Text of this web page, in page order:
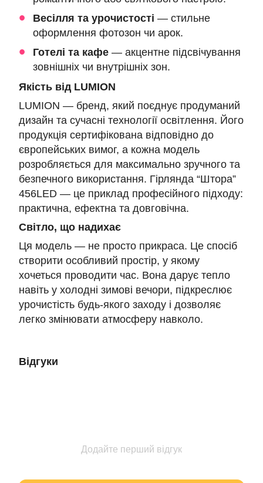
Весілля та урочистості — стильне
оформлення фотозон чи арок.
Готелі та кафе — акцентне підсвічування
зовнішніх чи внутрішніх зон.
Якість від LUMION
LUMION — бренд, який поєднує продуманий
дизайн та сучасні технології освітлення. Його
продукція сертифікована відповідно до
європейських вимог, а кожна модель
розробляється для максимально зручного та
безпечного використання. Гірлянда “Штора”
456LED — це приклад професійного підходу:
практична, ефектна та довговічна.
Світло, що надихає
Ця модель — не просто прикраса. Це спосіб
створити особливий простір, у якому
хочеться проводити час. Вона дарує тепло
навіть у холодні зимові вечори, підкреслює
урочистість будь-якого заходу і дозволяє
легко змінювати атмосферу навколо.
Відгуки
Додайте перший відгук